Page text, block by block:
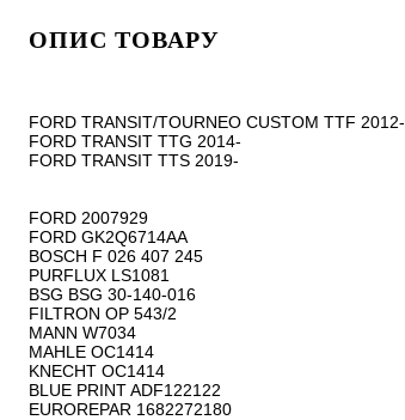
ОПИС ТОВАРУ
FORD TRANSIT/TOURNEO CUSTOM TTF 2012-
FORD TRANSIT TTG 2014-
FORD TRANSIT TTS 2019-
FORD 2007929
FORD GK2Q6714AA
BOSCH F 026 407 245
PURFLUX LS1081
BSG BSG 30-140-016
FILTRON OP 543/2
MANN W7034
MAHLE OC1414
KNECHT OC1414
BLUE PRINT ADF122122
EUROREPAR 1682272180